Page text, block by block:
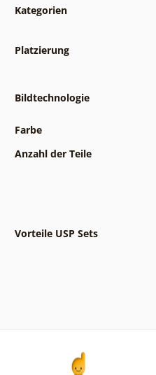
Kategorien
Platzierung
Bildtechnologie
Farbe
Anzahl der Teile
Vorteile USP Sets